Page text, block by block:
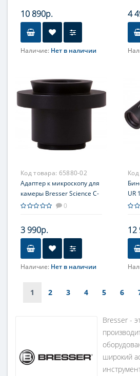
10 890р.
Наличие: Нет в наличии
4
Код товара: 65880-02
Адаптер к микроскопу для
камеры Bresser Science C-
Mount MicroCam
0
3 990р.
Наличие: Нет в наличии
UR
12
1 2 3 4 5 6
Bresser -
широкий